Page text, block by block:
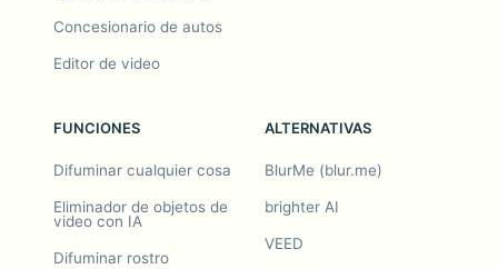
Concesionario de autos
Editor de video
FUNCIONES
Difuminar cualquier cosa
Eliminador de objetos de
video con IA
Difuminar rostro
ALTERNATIVAS
BlurMe (blur.me)
brighter AI
VEED